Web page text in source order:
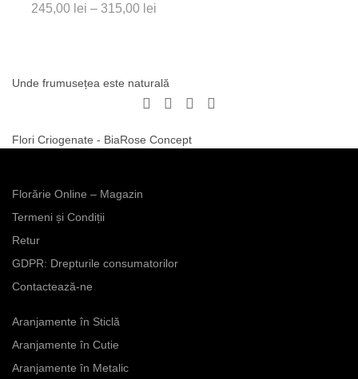
produs
variații.
fi
alese
pagina
245,00 lei – 315,00 leiInterval
până
la
Unde frumusețea este naturală
Flori Criogenate - BiaRose Concept
Florărie Online – Magazin
Termeni și Condiții
Retur
GDPR: Drepturile consumatorilor
Contactează-ne
Aranjamente în Sticlă
Aranjamente în Cutie
Aranjamente în Metalic